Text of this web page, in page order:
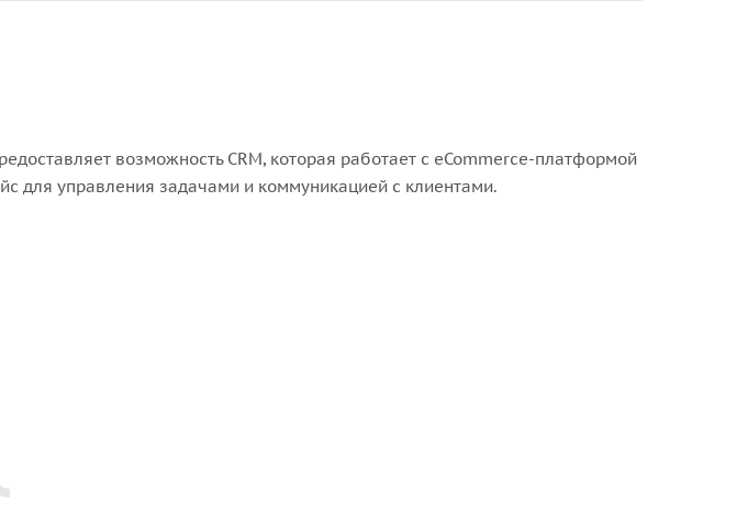
возможность CRM, которая работает с eCommerce-платформой
для управления задачами и коммуникацией с клиентами.